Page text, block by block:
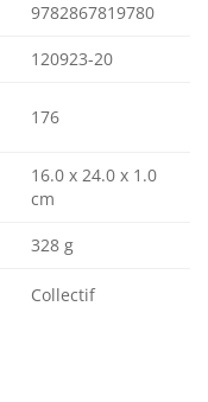
9782867819780
120923-20
176
16.0 x 24.0 x 1.0
cm
328 g
Collectif